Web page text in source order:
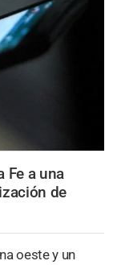
Fe a una
de
oeste y un